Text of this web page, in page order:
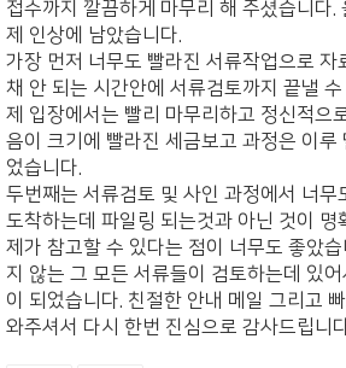
접수까지 깔끔하게 마무리 해 주셨습니다.
제 인상에 남았습니다.
가장 먼저 너무도 빨라진 서류작업으로 자
채 안 되는 시간안에 서류검토까지 끝낼
제 입장에서는 빨리 마무리하고 정신적으
음이 크기에 빨라진 세금보고 과정은 이루
었습니다.
두번째는 서류검토 및 사인 과정에서 너무
도착하는데 파일링 되는것과 아닌 것이 명
제가 참고할 수 있다는 점이 너무도 좋았습
지 않는 그 모든 서류들이 검토하는데 있
이 되었습니다. 친절한 안내 메일 그리고
와주셔서 다시 한번 진심으로 감사드립니